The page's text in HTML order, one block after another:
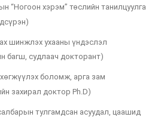
“Ногоон хэрэм” төслийн танилцуулга
шинжлэх ухааны үндэслэл
багш, судлаач докторант)
боломж, арга зам
захирал доктор Ph.D)
тулгамдсан асуудал, цаашид